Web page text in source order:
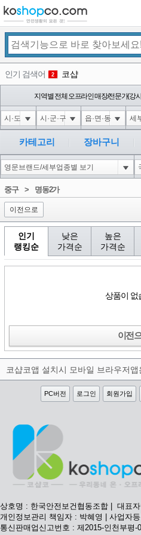
인기 검색어 2 코샵
3 익스
4
5 1-1 waitfor delay
6 1-1); waitfor delay
1
지역별 전체 오프라인 매장/전문가(강
카테고리 장바구니
중구> 명동2가
이전으로
인기
랭킹순
낮은
가격순
높은
가격순
상품이 없
이전
PC버전 로그인 회원가입
상호명 : 한국안전보건협동조합 | 대표
개인정보관리 책임자 : 박혜영 | 사업자
통신판매업신고번호 : 제2015-인천부평-